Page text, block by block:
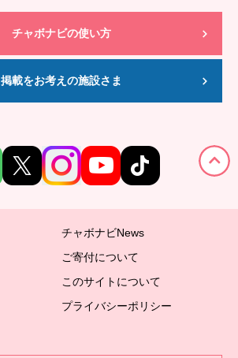
チャボナビの使い方
掲載をお考えの施設さま
チャボナビNews
ご寄付について
このサイトについて
プライバシーポリシー